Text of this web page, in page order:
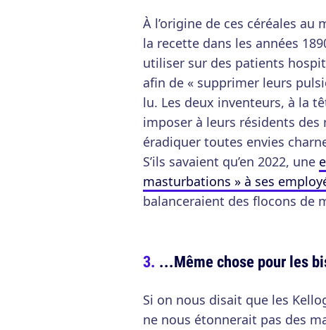
À l’origine de ces céréales
la recette dans les années
utiliser sur des patients
afin de « supprimer leurs
lu. Les deux inventeurs, à la
imposer à leurs résidents
éradiquer toutes envies
S’ils savaient qu’en 2022, une
masturbations » à ses
balanceraient des flocons de
...Même chose pour les
Si on nous disait que les
ne nous étonnerait pas des